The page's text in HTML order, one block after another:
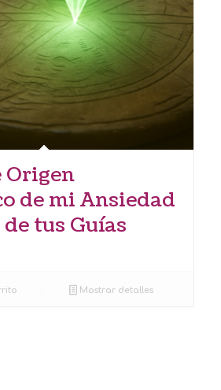
Origen
de mi Ansiedad
tus Guías
Mostrar detalles